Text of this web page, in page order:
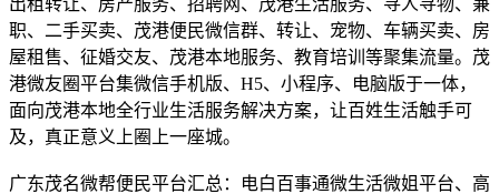
职、二手买卖、茂港便民微信群、转让、宠物、车辆买卖、房
屋租售、征婚交友、茂港本地服务、教育培训等聚集流量。茂
港微友圈平台集微信手机版、H5、小程序、电脑版于一体，
面向茂港本地全行业生活服务解决方案，让百姓生活触手可
及，真正意义上圈上一座城。
广东茂名微帮便民平台汇总：电白百事通微生活微姐平台、高